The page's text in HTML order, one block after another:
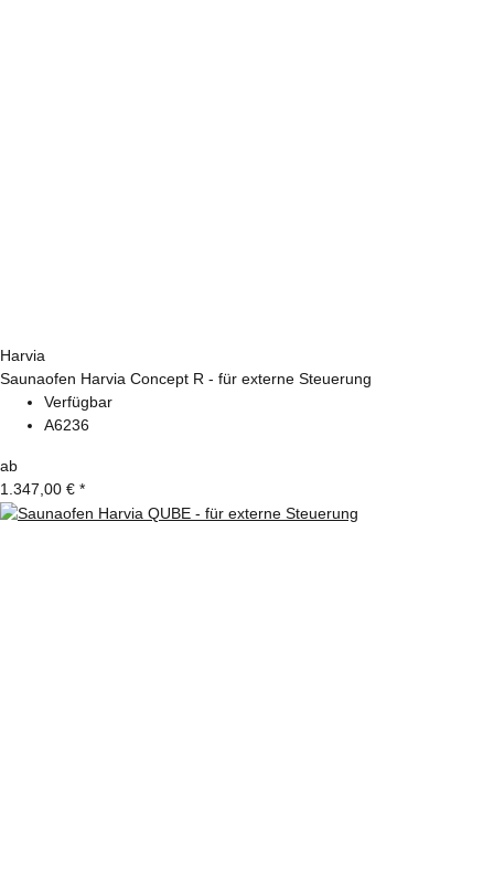
Harvia
Saunaofen Harvia Concept R - für externe Steuerung
Verfügbar
A6236
ab
1.347,00 € *